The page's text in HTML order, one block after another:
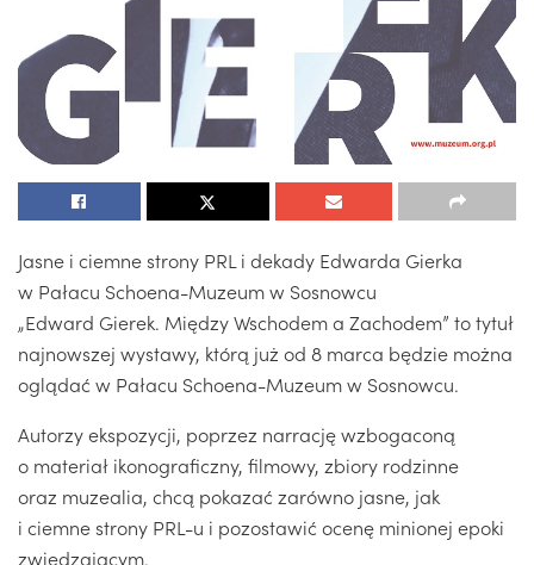
Jasne i ciemne strony PRL i dekady Edwarda Gierka
w Pałacu Schoena-Muzeum w Sosnowcu
„Edward Gierek. Między Wschodem a Zachodem” to tytuł
najnowszej wystawy, którą już od 8 marca będzie można
oglądać w Pałacu Schoena-Muzeum w Sosnowcu.
Autorzy ekspozycji, poprzez narrację wzbogaconą
o materiał ikonograficzny, filmowy, zbiory rodzinne
oraz muzealia, chcą pokazać zarówno jasne, jak
i ciemne strony PRL-u i pozostawić ocenę minionej epoki
zwiedzającym.